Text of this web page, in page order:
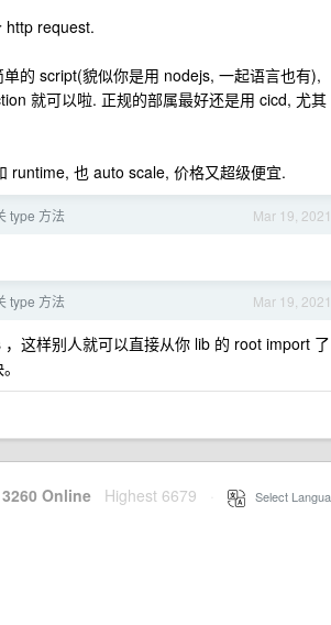
http request.
的 script(貌似你是用 nodejs, 一起语言也有),
就可以啦. 正规的部属最好还是用 cicd, 尤其
runtime, 也 auto scale, 价格又超级便宜.
Mar 19, 2021
type 方法
Mar 19, 2021
type 方法
这样别人就可以直接从你 lib 的 root import
3260 Online Highest 6679 Select